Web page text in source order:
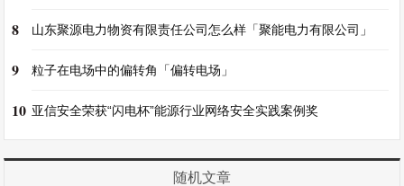
8 山东聚源电力物资有限责任公司怎么样「聚能电力有限公司」
9 粒子在电场中的偏转角「偏转电场」
10 亚信安全荣获“闪电杯”能源行业网络安全实践案例奖
随机文章